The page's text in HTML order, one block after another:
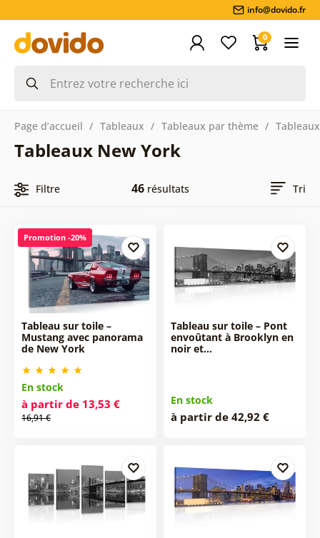
info@dovido.fr
0
Page d’accueil Tableaux Tableaux par thème
Tableaux New York
Filtre 46résultats Tri
Promotion -20%
Tableau sur toile –
Mustang avec panorama
de New York
En stock
à partir de 13,53 €
16,91 €
Tableau sur toile – Pont
envoûtant à Brooklyn en
noir et…
En stock
à partir de 42,92 €